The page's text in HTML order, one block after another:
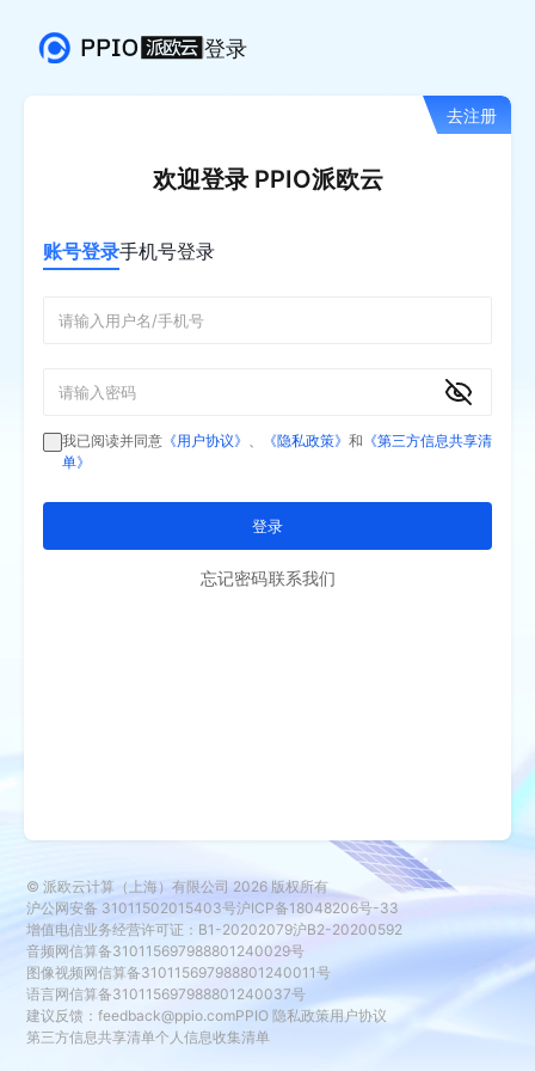
登录
去注册
欢迎登录 PPIO派欧云
账号登录手机号登录
我已阅读并同意 《用户协议》 、 《隐私政策》 和 《第三方信息共享清
单》
登录
忘记密码联系我们
© 派欧云计算（上海）有限公司 2026 版权所有
沪公网安备 31011502015403号沪ICP备18048206号-33
增值电信业务经营许可证：B1-20202079沪B2-20200592
音频网信算备310115697988801240029号
图像视频网信算备310115697988801240011号
语言网信算备310115697988801240037号
建议反馈：feedback@ppio.comPPIO 隐私政策用户协议
第三方信息共享清单个人信息收集清单